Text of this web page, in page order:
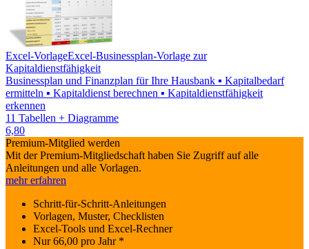
Excel-VorlageExcel-Businessplan-Vorlage zur
Kapitaldienstfähigkeit
Businessplan und Finanzplan für Ihre Hausbank ▪ Kapitalbedarf
ermitteln ▪ Kapitaldienst berechnen ▪ Kapitaldienstfähigkeit
erkennen
11 Tabellen + Diagramme
6,80
Premium-Mitglied werden
Mit der Premium-Mitgliedschaft haben Sie Zugriff auf alle
Anleitungen und alle Vorlagen.
mehr erfahren
Schritt-für-Schritt-Anleitungen
Vorlagen, Muster, Checklisten
Excel-Tools und Excel-Rechner
Nur66,00 pro Jahr *